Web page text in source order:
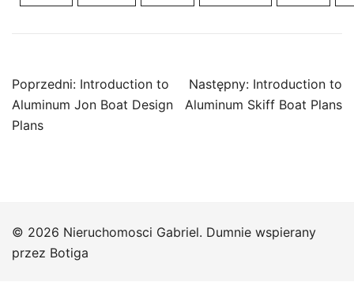
Nawigacja
wpisu
Poprzedni: Introduction to
Aluminum Jon Boat Design
Plans
Następny: Introduction to
Aluminum Skiff Boat Plans
© 2026 Nieruchomosci Gabriel. Dumnie wspierany
przez Botiga